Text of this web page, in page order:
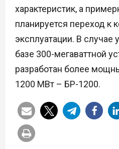
характеристик, а
планируется переход к
эксплуатации. В случае
базе 300-мегаваттной
разработан более
1200 МВт – БР-1200.